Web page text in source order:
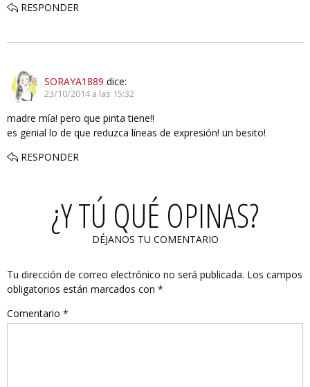
RESPONDER
SORAYA1889 dice:
23/10/2014 a las 15:32
madre mía! pero que pinta tiene!!
es genial lo de que reduzca líneas de expresión! un besito!
RESPONDER
¿Y TÚ QUÉ OPINAS?
DÉJANOS TU COMENTARIO
Tu dirección de correo electrónico no será publicada. Los campos
obligatorios están marcados con *
Comentario *